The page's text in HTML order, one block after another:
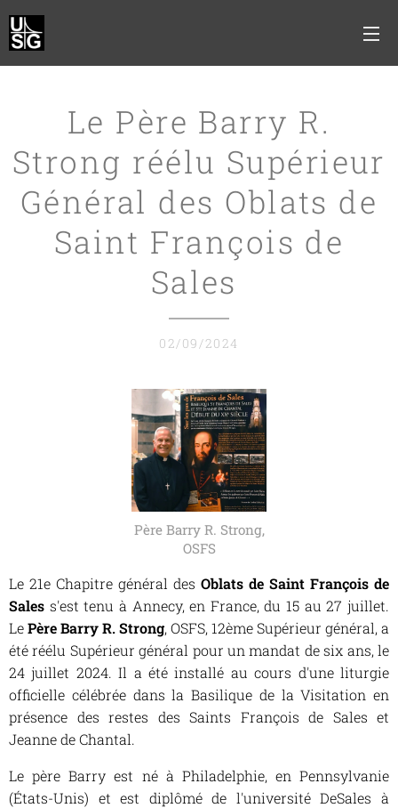
Le Père Barry R.
Strong réélu Supérieur
Général des Oblats de
Saint François de
Sales
02/09/2024
Père Barry R. Strong,
OSFS
Le 21e Chapitre général des Oblats de Saint François de
Sales s'est tenu à Annecy, en France, du 15 au 27 juillet.
LePère Barry R. Strong, OSFS, 12ème Supérieur général, a
été réélu Supérieur général pour un mandat de six ans, le
24 juillet 2024. Il a été installé au cours d'une liturgie
officielle célébrée dans la Basilique de la Visitation en
présence des restes des Saints François de Sales et
Jeanne de Chantal.
Le père Barry est né à Philadelphie, en Pennsylvanie
(États-Unis) et est diplômé de l'université DeSales à